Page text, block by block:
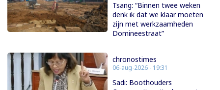
Tsang: “Binnen twee weken
denk ik dat we klaar moeten
zijn met werkzaamheden
Domineestraat”
chronostimes
06-aug-2026 - 19:31
Sadi: Boothouders